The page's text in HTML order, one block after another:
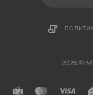
2026 ©